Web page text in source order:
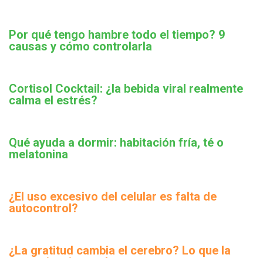
Por qué tengo hambre todo el tiempo? 9
causas y cómo controlarla
Cortisol Cocktail: ¿la bebida viral realmente
calma el estrés?
Qué ayuda a dormir: habitación fría, té o
melatonina
¿El uso excesivo del celular es falta de
autocontrol?
¿La gratitud cambia el cerebro? Lo que la